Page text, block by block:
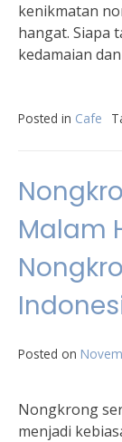
kenikmatan
hangat. Siapa
kedamaian
Posted in Cafe
Malam
Posted on
Nongkrong
menjadi